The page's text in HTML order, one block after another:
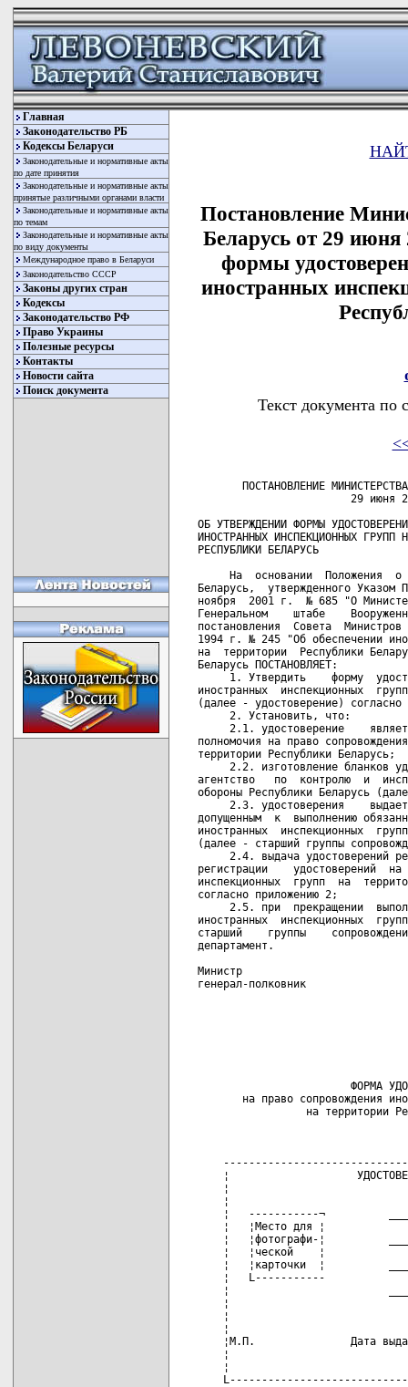
Главная
Законодательство РБ
Кодексы Беларуси
Законодательные и нормативные акты
по дате принятия
Законодательные и нормативные акты
принятые различными органами власти
Законодательные и нормативные акты
по темам
Законодательные и нормативные акты
по виду документы
Международное право в Беларуси
Законодательство СССР
Законы других стран
Кодексы
Законодательство РФ
Право Украины
Полезные ресурсы
Контакты
Новости сайта
Поиск документа
Постановление
Беларусь от 29
формы
иностранных
Текст документа по
ПОСТАНОВЛЕНИЕ
29 июня
ОБ УТВЕРЖДЕНИИ ФОРМЫ
ИНОСТРАННЫХ ИНСПЕКЦИОННЫХ ГРУПП
РЕСПУБЛИКИ БЕЛАРУСЬ
На  основании  Положения
Беларусь,  утвержденного Указом
ноября  2001 г.  № 685 "О
Генеральном    штабе
постановления  Совета
1994 г. № 245 "Об обеспечении
на  территории  Республики
Беларусь ПОСТАНОВЛЯЕТ:
1. Утвердить    форму
иностранных  инспекционных
(далее - удостоверение) согласно
     2. Установить, что:
2.1. удостоверение
полномочия на право
территории Республики Беларусь;
2.2. изготовление бланков
агентство   по  контролю  и
обороны Республики Беларусь
2.3. удостоверения
допущенным  к  выполнению
иностранных  инспекционных
(далее - старший группы
2.4. выдача удостоверений
регистрации    удостоверений
инспекционных  групп  на
согласно приложению 2;
2.5. при  прекращении
иностранных  инспекционных
старший    группы
департамент.
Министр
генерал-полковник
ФОРМА
на право сопровождения
на территории
¦
¦
¦
¦   -----------¬
¦   ¦Место для ¦
¦   ¦фотографи-¦
¦   ¦ческой    ¦
¦   ¦карточки  ¦
¦   L-----------
¦
¦
¦
¦
¦М.П.               Дата
¦
¦